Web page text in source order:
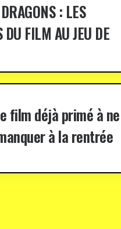
: LES
DU FILM AU JEU DE
film déjà primé à ne
à la rentrée